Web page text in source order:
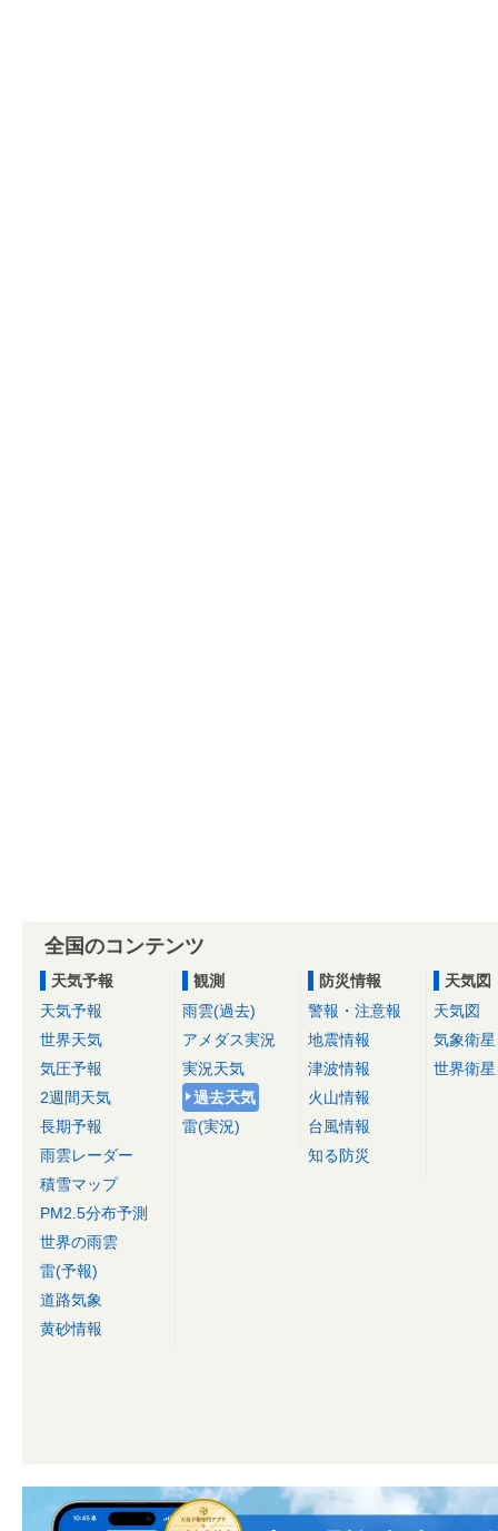
全国のコンテンツ
天気予報
天気予報
世界天気
気圧予報
2週間天気
長期予報
雨雲レーダー
積雪マップ
PM2.5分布予測
世界の雨雲
雷(予報)
道路気象
黄砂情報
観測
雨雲(過去)
アメダス実況
実況天気
過去天気
雷(実況)
防災情報
警報・注意報
地震情報
津波情報
火山情報
台風情報
知る防災
天気図
天気図
気象衛星
世界衛星